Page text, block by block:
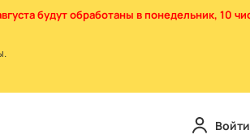
будут обработаны в понедельник, 10
Войти